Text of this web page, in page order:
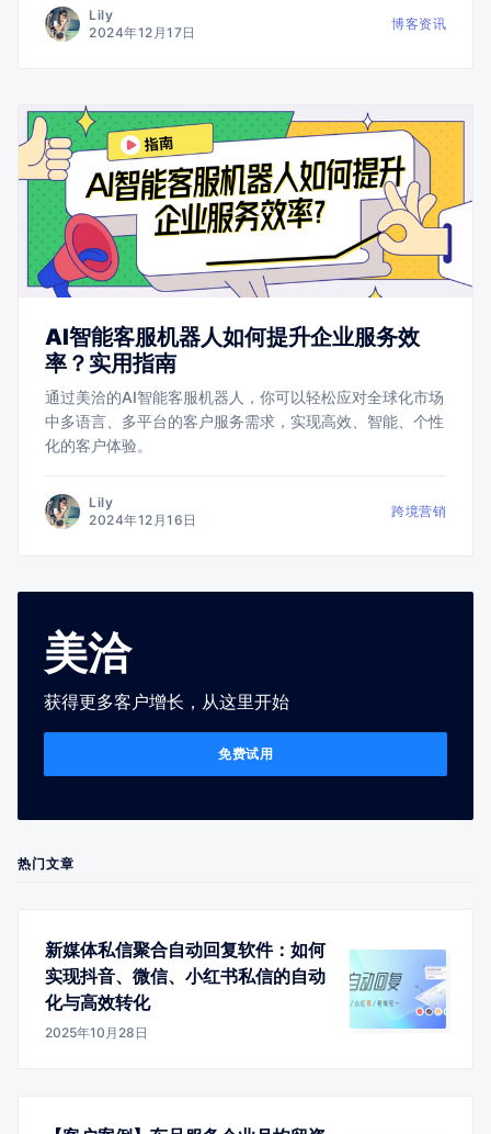
Lily
2024年12月17日
博客资讯
AI智能客服机器人如何提升企业服务效
率？实用指南
通过美洽的AI智能客服机器人，你可以轻松应对全球化市场
中多语言、多平台的客户服务需求，实现高效、智能、个性
化的客户体验。
Lily
2024年12月16日
跨境营销
美洽
获得更多客户增长，从这里开始
免费试用
热门文章
新媒体私信聚合自动回复软件：如何
实现抖音、微信、小红书私信的自动
化与高效转化
2025年10月28日